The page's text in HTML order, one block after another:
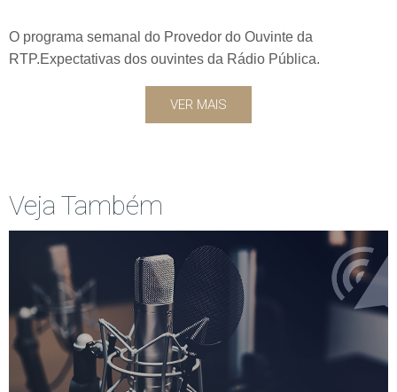
O programa semanal do Provedor do Ouvinte da
RTP.Expectativas dos ouvintes da Rádio Pública.
VER MAIS
Veja Também